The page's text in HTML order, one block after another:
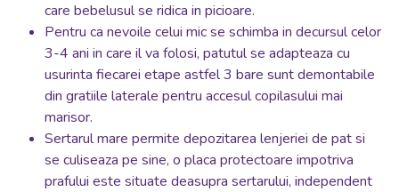
care bebelusul se ridica in picioare.
Pentru ca nevoile celui mic se schimba in decursul celor
3-4 ani in care il va folosi, patutul se adapteaza cu
usurinta fiecarei etape astfel 3 bare sunt demontabile
din gratiile laterale pentru accesul copilasului mai
marisor.
Sertarul mare permite depozitarea lenjeriei de pat si
se culiseaza pe sine, o placa protectoare impotriva
prafului este situate deasupra sertarului, independent